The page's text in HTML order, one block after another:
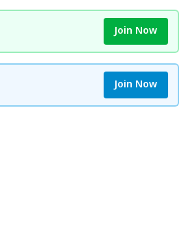
Join Now
Join Now